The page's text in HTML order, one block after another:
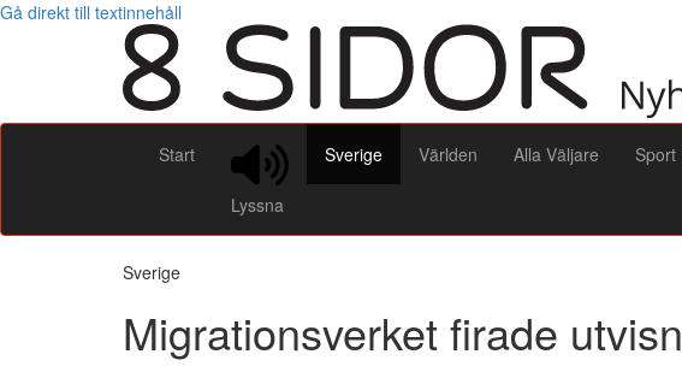
Gå direkt till textinnehåll
Start
Lyssna
Sverige Världen Alla Väljare Sport
Sverige
Migrationsverket firade